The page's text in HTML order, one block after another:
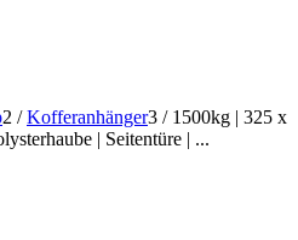
2 / Kofferanhänger3 / 1500kg | 325 x
| Seitentüre | ...